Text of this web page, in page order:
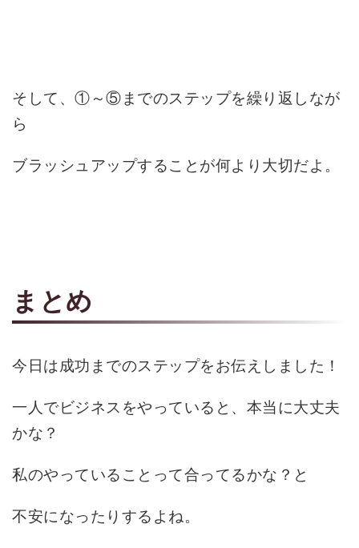
そして、①～⑤までのステップを繰り返しなが
ら
ブラッシュアップすることが何より大切だよ。
まとめ
今日は成功までのステップをお伝えしました！
一人でビジネスをやっていると、本当に大丈夫
かな？
私のやっていることって合ってるかな？と
不安になったりするよね。